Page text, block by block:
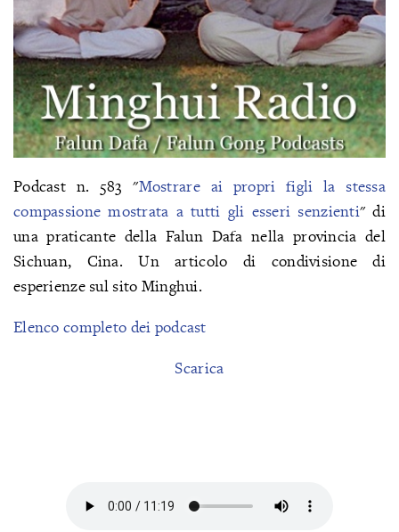
Podcast n. 583 "Mostrare ai propri figli la stessa
compassione mostrata a tutti gli esseri senzienti" di
una praticante della Falun Dafa nella provincia del
Sichuan, Cina. Un articolo di condivisione di
esperienze sul sito Minghui.
Elenco completo dei podcast
Scarica